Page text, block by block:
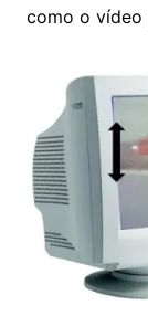
como o vídeo